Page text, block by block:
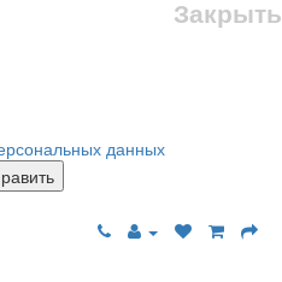
Закрыть
данных